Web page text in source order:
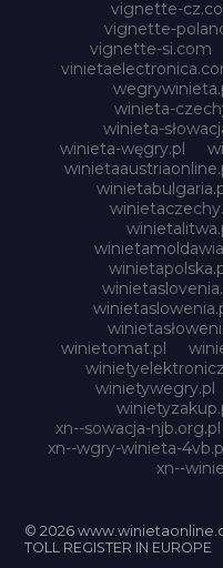
vignette-
vignette-
vignette-si.com
winieta-
winieta-
winieta-węgry.pl
winietomat.pl
winietywegry.pl
xn--sowacja-njb.org.pl
xn--wgry-winieta-
xn--
© 2026
TOLL REGISTER IN EUROPE